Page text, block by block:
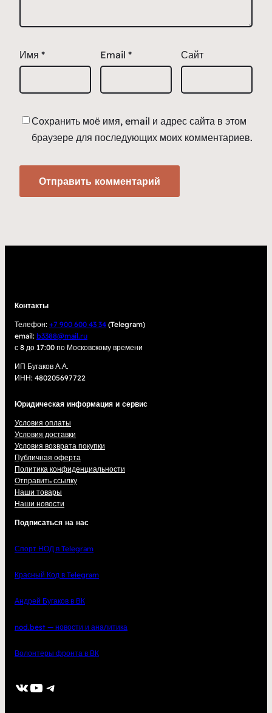
Имя * Email * Сайт
Сохранить моё имя, email и адрес сайта в этом
браузере для последующих моих комментариев.
Контакты
Телефон: +7 900 600 43 34 (Telegram)
email: b3388@mail.ru
с 8 до 17:00 по Московскому времени
ИП Бугаков А.А.
ИНН: 480205697722
Юридическая информация и сервис
Условия оплаты
Условия доставки
Условия возврата покупки
Публичная оферта
Политика конфиденциальности
Отправить ссылку
Наши товары
Наши новости
Подписаться на нас
Спорт НОД в Telegram
Красный Код в Telegram
Андрей Бугаков в ВК
nod.best — новости и аналитика
Волонтеры фронта в ВК
ВКонтакте YouTube Telegram